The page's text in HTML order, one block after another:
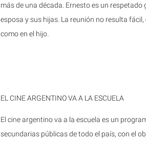
más de una década. Ernesto es un
esposa y sus hijas. La reunión no resulta
como en el hijo.
EL CINE ARGENTINO VA A LA ESCUELA
El cine argentino va a la escuela es un
secundarias públicas de todo el país, con el